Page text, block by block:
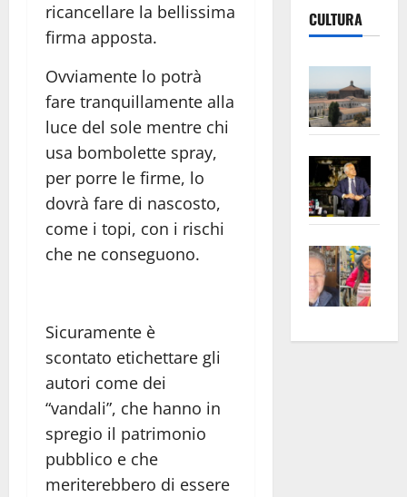
ricancellare la bellissima
firma apposta.
Ovviamente lo potrà
fare tranquillamente alla
luce del sole mentre chi
usa bombolette spray,
per porre le firme, lo
dovrà fare di nascosto,
come i topi, con i rischi
che ne conseguono.
Sicuramente è
scontato etichettare gli
autori come dei
“vandali”, che hanno in
spregio il patrimonio
pubblico e che
meriterebbero di essere
CULTURA
euro
apre